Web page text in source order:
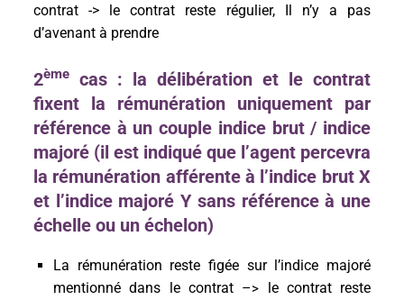
contrat -> le contrat reste régulier, Il n’y a pas
d’avenant à prendre
2èmecas : la délibération et le contrat
fixent la rémunération uniquement par
référence à un couple indice brut / indice
majoré (il est indiqué que l’agent percevra
la rémunération afférente à l’indice brut X
et l’indice majoré Y sans référence à une
échelle ou un échelon)
La rémunération reste figée sur l’indice majoré
mentionné dans le contrat –> le contrat reste